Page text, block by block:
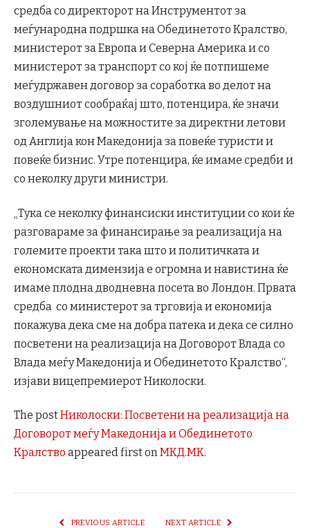
средба со директорот на Инструментот за
меѓународна подршка на Обединетото Кралство,
министерот за Европа и Северна Америка и со
министерот за транспорт со кој ќе потпишеме
меѓудржавен договор за соработка во делот на
воздушниот сообраќај што, потенцира, ќе значи
зголемување на можностите за директни летови
од Англија кон Македонија за повеќе туристи и
повеќе бизнис. Утре потенцира, ќе имаме средби и
со неколку други министри.
„Тука се неколку финансиски институции со кои ќе
разговараме за финансирање за реализација на
големите проекти така што и политичката и
економската димензија е огромна и навистина ќе
имаме плодна дводневна посета во Лондон. Првата
средба со министерот за трговија и економија
покажува дека сме на добра патека и дека се силно
посветени на реализација на Договорот Влада со
Влада меѓу Македонија и Обединетото Кралство“,
изјави вицепремиерот Николоски.
The postНиколоски: Посветени на реализација на
Договорот меѓу Македонија и Обединетото
Кралство appeared first onМКД.МК.
PREVIOUS ARTICLE NEXT ARTICLE